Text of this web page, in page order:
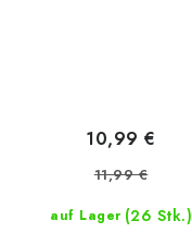
auf Lager (26 Stk.)
10,99 €
11,99 €